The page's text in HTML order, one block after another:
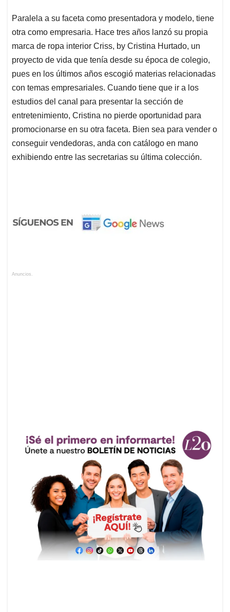
Paralela a su faceta como presentadora y modelo, tiene
otra como empresaria. Hace tres años lanzó su propia
marca de ropa interior Criss, by Cristina Hurtado, un
proyecto de vida que tenía desde su época de colegio,
pues en los últimos años escogió materias relacionadas
con temas empresariales. Cuando tiene que ir a los
estudios del canal para presentar la sección de
entretenimiento, Cristina no pierde oportunidad para
promocionarse en su otra faceta. Bien sea para vender o
conseguir vendedoras, anda con catálogo en mano
exhibiendo entre las secretarias su última colección.
Anuncios.